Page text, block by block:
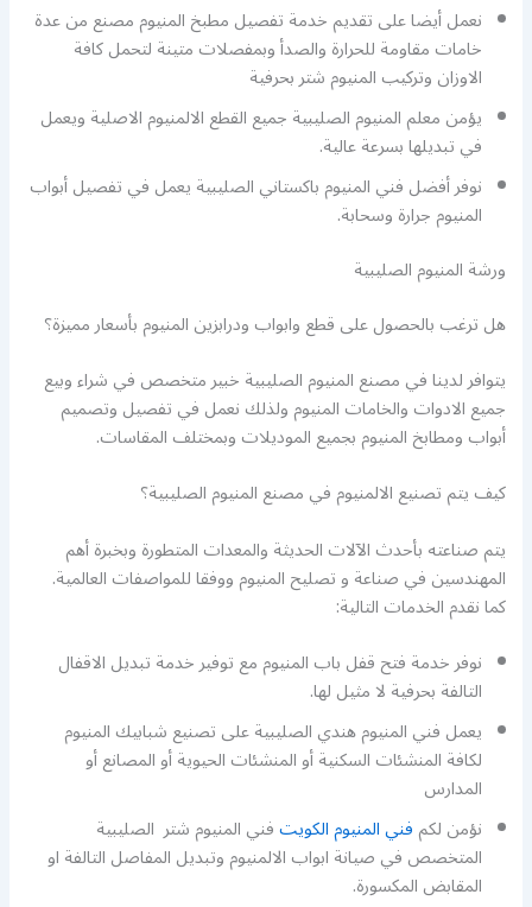
نعمل أيضا على تقديم خدمة تفصيل مطبخ المنيوم مصنع من عدة
خامات مقاومة للحرارة والصدأ وبمفصلات متينة لتحمل كافة
الاوزان وتركيب المنيوم شتر بحرفية
يؤمن معلم المنيوم الصليبية جميع القطع الالمنيوم الاصلية ويعمل
في تبديلها بسرعة عالية.
نوفر أفضل فني المنيوم باكستاني الصليبية يعمل في تفصيل أبواب
المنيوم جرارة وسحابة.
ورشة المنيوم الصليبية
هل ترغب بالحصول على قطع وابواب ودرابزين المنيوم بأسعار مميزة؟
يتوافر لدينا في مصنع المنيوم الصليبية خبير متخصص في شراء وبيع
جميع الادوات والخامات المنيوم ولذلك نعمل في تفصيل وتصميم
أبواب ومطابخ المنيوم بجميع الموديلات وبمختلف المقاسات.
كيف يتم تصنيع الالمنيوم في مصنع المنيوم الصليبية؟
يتم صناعته بأحدث الآلات الحديثة والمعدات المتطورة وبخبرة أهم
المهندسين في صناعة و تصليح المنيوم ووفقا للمواصفات العالمية.
كما نقدم الخدمات التالية:
نوفر خدمة فتح قفل باب المنيوم مع توفير خدمة تبديل الاقفال
التالفة بحرفية لا مثيل لها.
يعمل فني المنيوم هندي الصليبية على تصنيع شبابيك المنيوم
لكافة المنشئات السكنية أو المنشئات الحيوية أو المصانع أو
المدارس
نؤمن لكمفني المنيوم الكويتفني المنيوم شتر الصليبية
المتخصص في صيانة ابواب الالمنيوم وتبديل المفاصل التالفة او
المقابض المكسورة.